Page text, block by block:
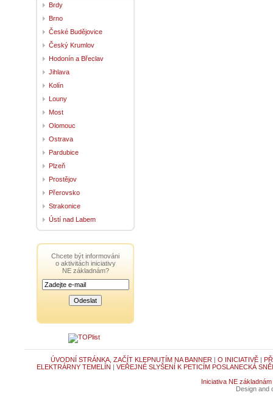
Brdy
Brno
České Budějovice
Český Krumlov
Hodonín a Břeclav
Jihlava
Kolín
Louny
Most
Olomouc
Ostrava
Pardubice
Plzeň
Prostějov
Přerovsko
Strakonice
Ústí nad Labem
Chcete být informováni
o aktivitách iniciativy
NE základnám?
ÚVODNÍ STRÁNKA, ZAČÍT KLEPNUTÍM NA BANNER | O INICIATIVĚ|
ELEKTRÁRNY TEMELÍN | VEŘEJNÉ SLYŠENÍ K PETICÍM POSLANECKÁ
Iniciativa NE základnám
Design and